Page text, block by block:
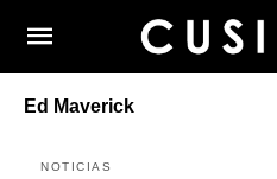
Ed Maverick
NOTICIAS